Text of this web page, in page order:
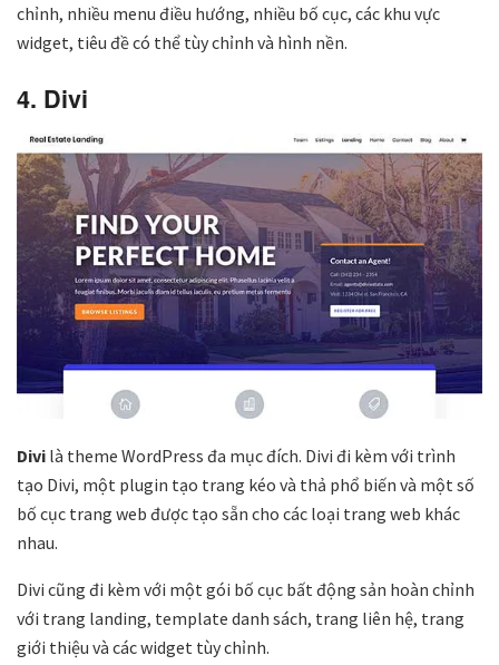
chỉnh, nhiều menu điều hướng, nhiều bố cục, các khu vực
widget, tiêu đề có thể tùy chỉnh và hình nền.
4. Divi
Divi là theme WordPress đa mục đích. Divi đi kèm với trình
tạo Divi, một plugin tạo trang kéo và thả phổ biến và một số
bố cục trang web được tạo sẵn cho các loại trang web khác
nhau.
Divi cũng đi kèm với một gói bố cục bất động sản hoàn chỉnh
với trang landing, template danh sách, trang liên hệ, trang
giới thiệu và các widget tùy chỉnh.